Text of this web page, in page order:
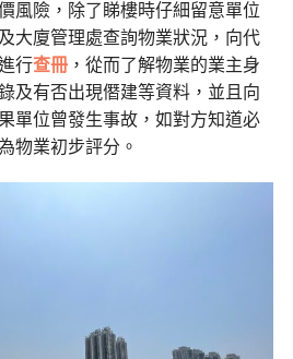
風險，除了睇樓時仔細留意單位
大廈管理處查詢物業狀況，向代
行查冊，從而了解物業的業主身
及有否出現僭建等資料，並且向
單位曾發生事故，如對方知道必
物業初步評分。